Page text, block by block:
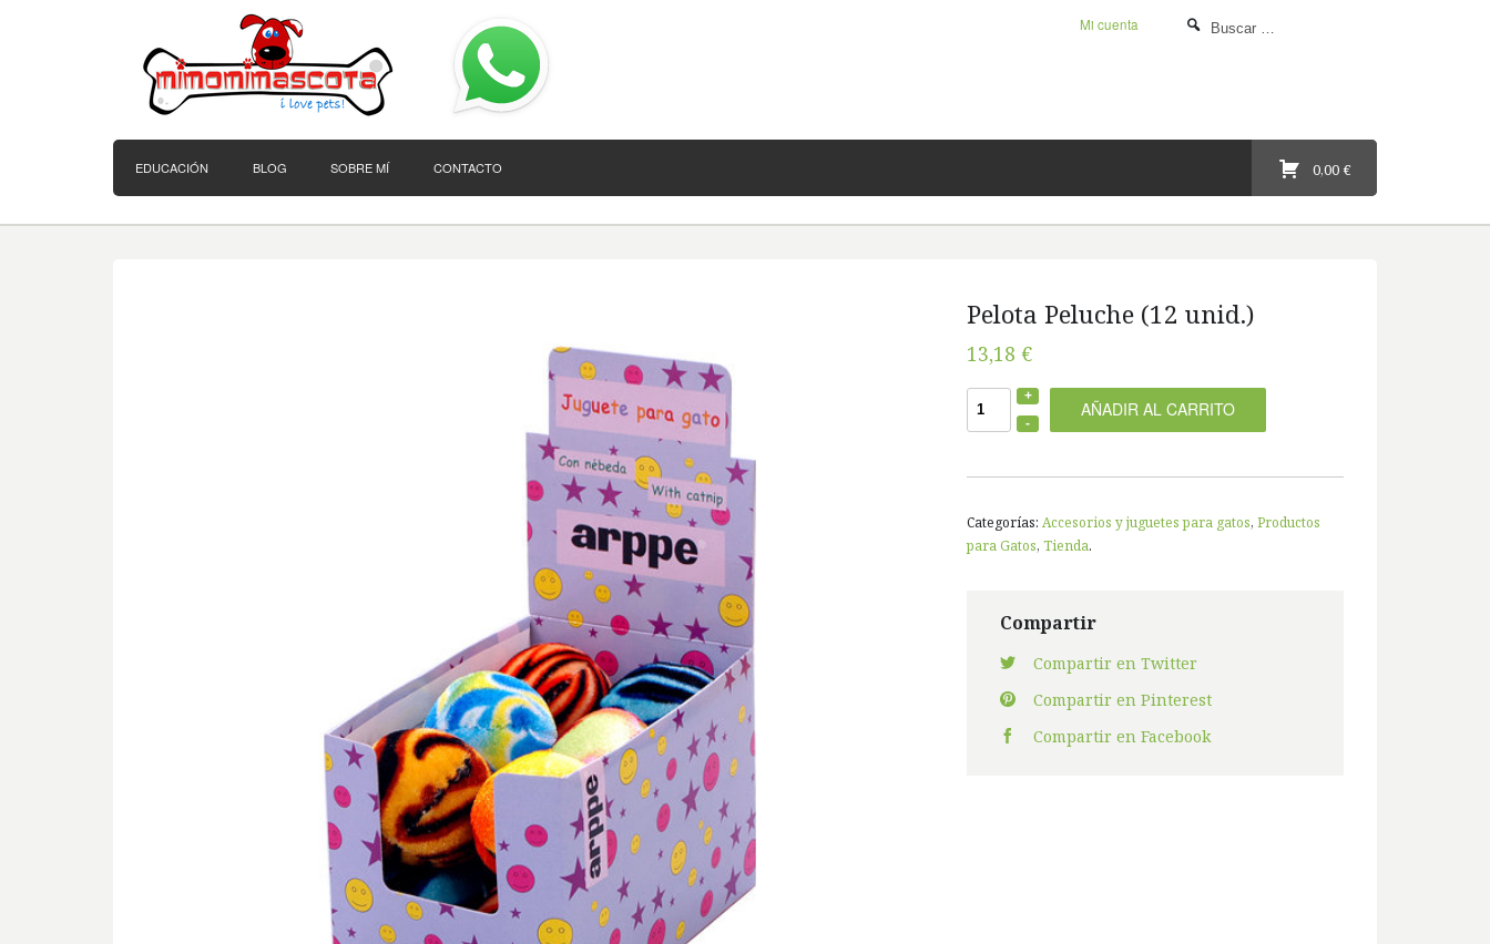
Mi cuenta
EDUCACIÓN BLOG SOBRE MÍ CONTACTO 0,00 €
Pelota Peluche (12 unid.)
13,18 €
AÑADIR AL CARRITO
Categorías: Accesorios y juguetes para gatos, Productos
para Gatos, Tienda.
Compartir
Compartir en Twitter
Compartir en Pinterest
Compartir en Facebook